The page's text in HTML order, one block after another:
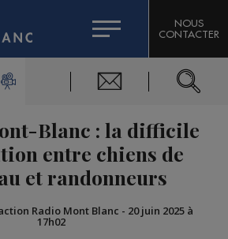
DE L'EXPERT
CITIZEN MACHINERY
DOMAINES SKIABLES
BIGARD
DU MONT-BLANC
NOUS
CONTACTER
Blanc : la difficile
entre chiens de
et randonneurs
Radio Mont Blanc - 20 juin 2025 à
17h02